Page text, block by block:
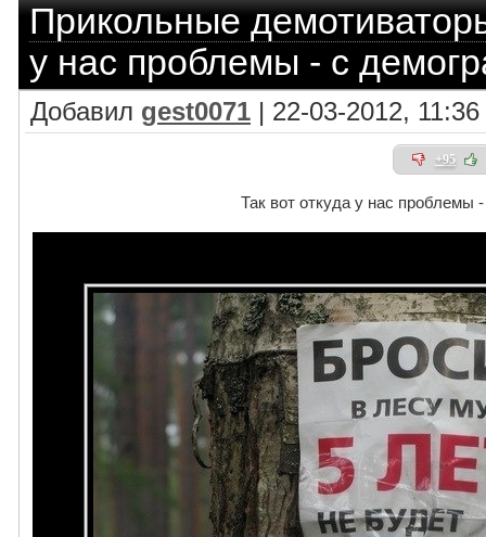
Прикольные
у нас проблемы - с
Добавил gest0071 | 22-03-2012, 11:36
+95
Так вот откуда у нас проблемы